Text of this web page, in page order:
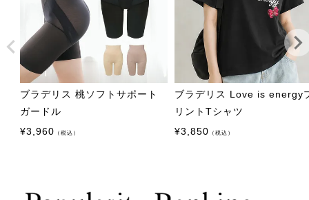
ブラデリス 桃ソフトサポート
ガードル
¥3,960 （税込）
ブラデリス Love is energy
リントTシャツ
¥3,850 （税込）